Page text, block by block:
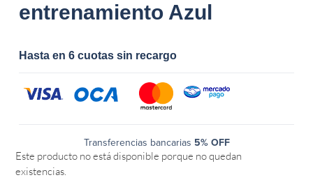
entrenamiento Azul
Hasta en 6 cuotas sin recargo
Transferencias bancarias 5% OFF
Este producto no está disponible porque no quedan
existencias.